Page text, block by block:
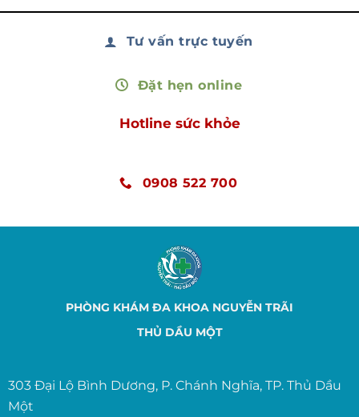
Tư vấn trực tuyến
Đặt hẹn online
Hotline sức khỏe
0908 522 700
PHÒNG KHÁM ĐA KHOA NGUYỄN TRÃI
THỦ DẦU MỘT
303 Đại Lộ Bình Dương, P. Chánh Nghĩa, TP. Thủ Dầu
Một